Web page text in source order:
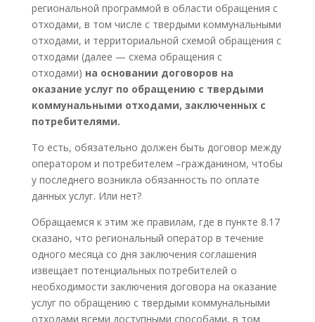
региональной программой в области обращения с
отходами, в том числе с твердыми коммунальными
отходами, и территориальной схемой обращения с
отходами (далее — схема обращения с
отходами) на основании договоров на
оказание услуг по обращению с твердыми
коммунальными отходами, заключенных с
потребителями.
То есть, обязательно должен быть договор между
оператором и потребителем –гражданином, чтобы
у последнего возникла обязанность по оплате
данных услуг. Или нет?
Обращаемся к этим же правилам, где в пункте 8.17
сказано, что региональный оператор в течение
одного месяца со дня заключения соглашения
извещает потенциальных потребителей о
необходимости заключения договора на оказание
услуг по обращению с твердыми коммунальными
отходами всеми доступными способами, в том